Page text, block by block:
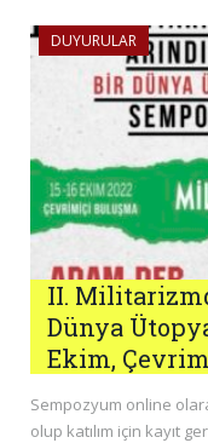
DUYURULAR
II.
Dünya
Ekim,
Sempozyum online
olup katılım için kayıt